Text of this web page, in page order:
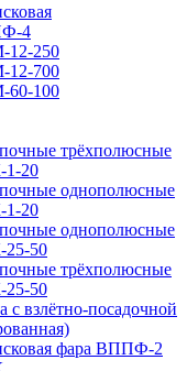
4
12-250
12-700
60-100
трёхполюсные
1-20
однополюсные
1-20
однополюсные
25-50
трёхполюсные
25-50
с взлётно-посадочной
фара ВППФ-2